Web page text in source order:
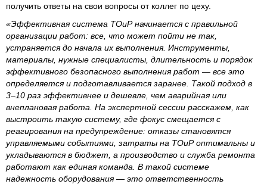
получить ответы на свои вопросы от коллег по цеху.
«Эффективная система ТОиР начинается с правильной
организации работ: все, что может пойти не так,
устраняется до начала их выполнения. Инструменты,
материалы, нужные специалисты, длительность и порядок
эффективного безопасного выполнения работ — все это
определяется и подготавливается заранее. Такой подход в
3–10 раз эффективнее и дешевле, чем аварийная или
внеплановая работа. На экспертной сессии расскажем, как
выстроить такую систему, где фокус смещается с
реагирования на предупреждение: отказы становятся
управляемыми событиями, затраты на ТОиР оптимальны и
укладываются в бюджет, а производство и служба ремонта
работают как единая команда. В такой системе
надежность оборудования — это ответственность